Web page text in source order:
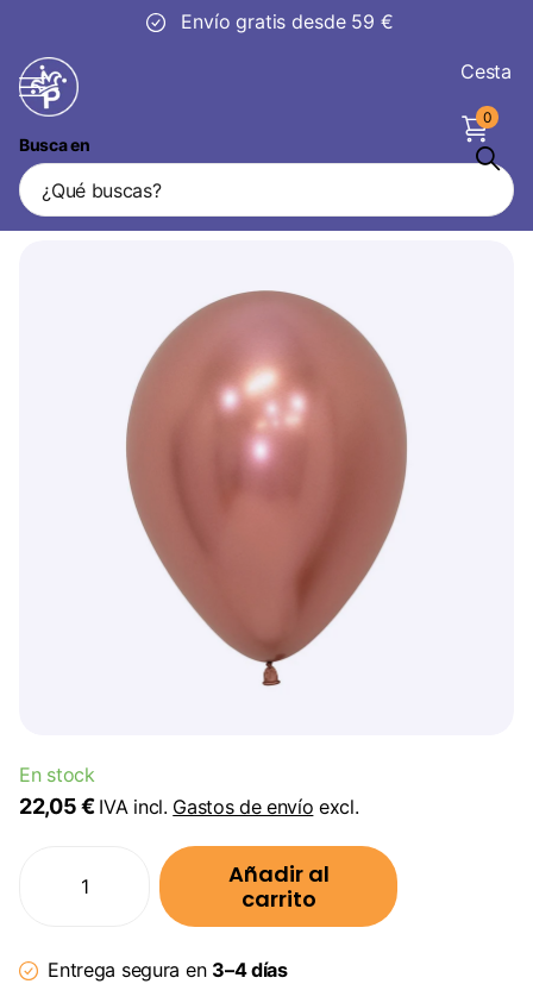
30 días de devolución
Busca en
Cesta
0
Globos Reflex Oro Rosa 30cm 50pcs
Vendedor Sempertex
En stock
22,05 € IVA incl. Gastos de envío excl.
Añadir al
carrito
Entrega segura en 3–4 días